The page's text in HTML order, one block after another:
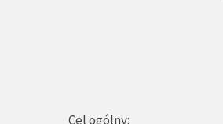
Cel ogólny: